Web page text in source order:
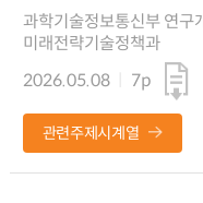
과학기술정보통신부 연구
미래전략기술정책과
2026.05.08
7p
관련주제시계열